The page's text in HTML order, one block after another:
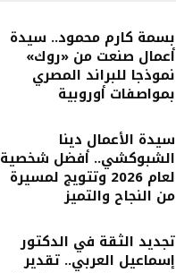
بسمة كارم محمود.. سيدة
أعمال صنعت من «روك»
نموذجا للبراند المصري
بمواصفات أوروبية
سيدة الأعمال دينا
الشبوكشي.. أفضل شخصية
لعام 2026 وتتويج لمسيرة
من النجاح والتميز
تجديد الثقة في الدكتور
إسماعيل العربي.. تقدير